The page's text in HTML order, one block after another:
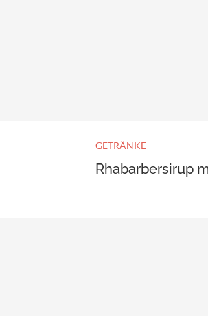
GETRÄNKE
Rhabarbersirup